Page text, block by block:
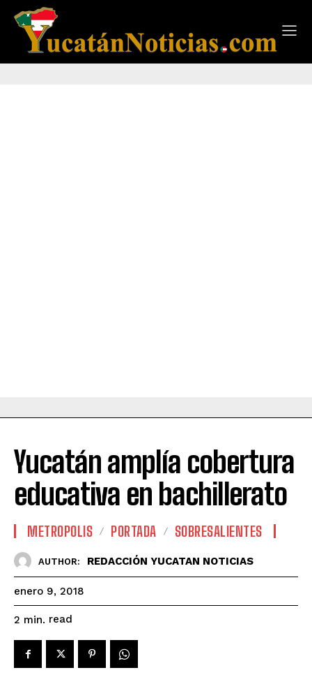
Yucatán amplía cobertura
educativa en bachillerato
METROPOLIS PORTADA SOBRESALIENTES
AUTHOR: REDACCIÓN YUCATAN NOTICIAS
enero 9, 2018
2 min. read